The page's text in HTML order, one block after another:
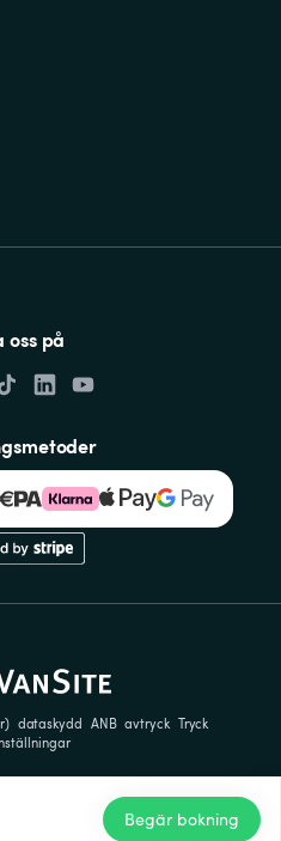
Begär bokning
oss på
dataskydd ANB avtryck Tryck